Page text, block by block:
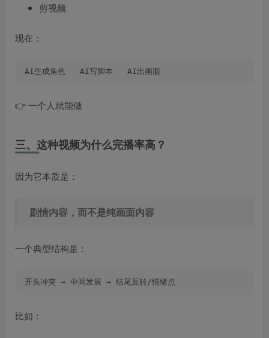
剪视频
现在：
AI生成角色   AI写脚本   AI出画面
👉 一个人就能做
三、这种视频为什么完播率高？
因为它本质是：
剧情内容，而不是纯画面内容
一个典型结构是：
开头冲突 → 中间发展 → 结尾反转/情绪点
比如：